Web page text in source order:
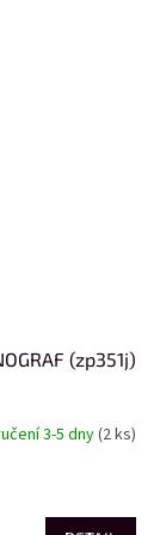
(zp351j)
3-5 dny(2 ks)